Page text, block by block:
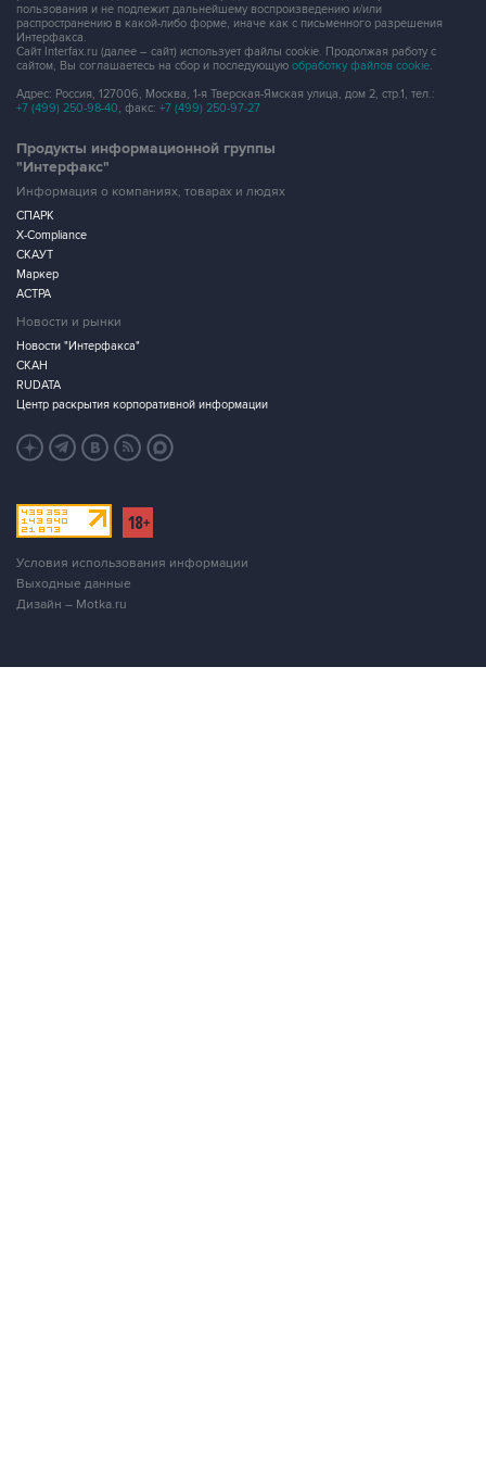
пользования и не подлежит дальнейшему воспроизведению и/или
распространению в какой-либо форме, иначе как с письменного разрешения
Интерфакса.
Сайт Interfax.ru (далее – сайт) использует файлы cookie. Продолжая работу с
сайтом, Вы соглашаетесь на сбор и последующую обработку файлов cookie.
Адрес: Россия, 127006, Москва, 1-я Тверская-Ямская улица, дом 2, стр.1, тел.:
+7 (499) 250-98-40, факс: +7 (499) 250-97-27
Продукты информационной группы
"Интерфакс"
Информация о компаниях, товарах и людях
СПАРК
X-Compliance
СКАУТ
Маркер
АСТРА
Новости и рынки
Новости "Интерфакса"
СКАН
RUDATA
Центр раскрытия корпоративной информации
Условия использования информации
Выходные данные
Дизайн – Motka.ru